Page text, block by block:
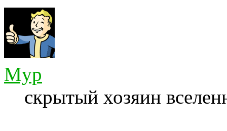
Myp
скрытый хозяин